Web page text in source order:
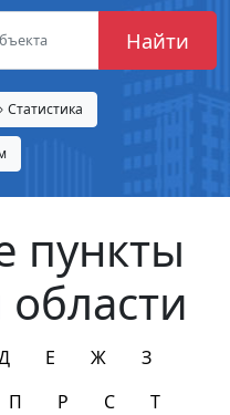
Найти
Статистика
пункты
Е Ж
З
П Р С
Т